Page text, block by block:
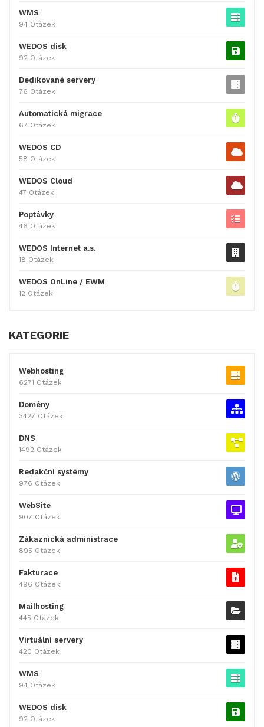
WMS
94 Otázek
WEDOS disk
92 Otázek
Dedikované servery
76 Otázek
Automatická migrace
67 Otázek
WEDOS CD
58 Otázek
WEDOS Cloud
47 Otázek
Poptávky
46 Otázek
WEDOS Internet a.s.
18 Otázek
WEDOS OnLine / EWM
12 Otázek
KATEGORIE
Webhosting
6271 Otázek
Domény
3427 Otázek
DNS
1492 Otázek
Redakční systémy
976 Otázek
WebSite
907 Otázek
Zákaznická administrace
895 Otázek
Fakturace
496 Otázek
Mailhosting
445 Otázek
Virtuální servery
420 Otázek
WMS
94 Otázek
WEDOS disk
92 Otázek